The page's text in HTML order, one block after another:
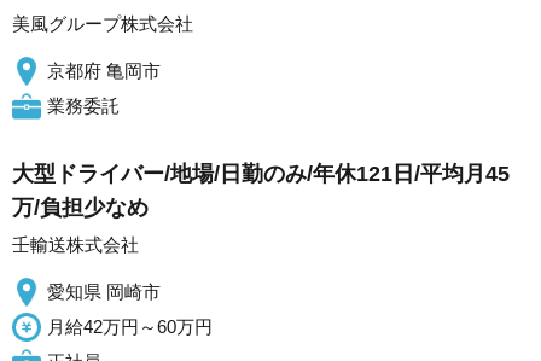
美風グループ株式会社
京都府 亀岡市
業務委託
大型ドライバー/地場/日勤のみ/年休121日/平均月45
万/負担少なめ
壬輸送株式会社
愛知県 岡崎市
月給42万円～60万円